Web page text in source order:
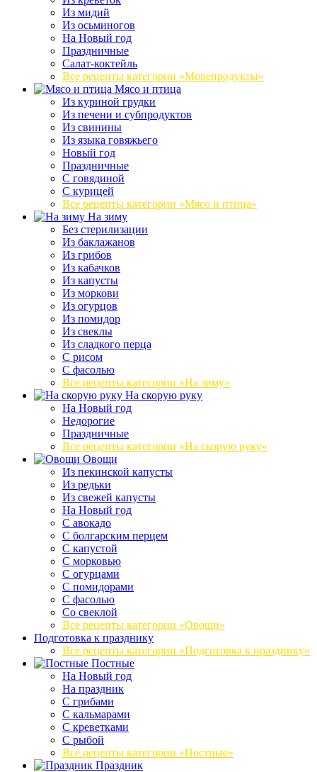
Из мидий
Из осьминогов
На Новый год
Праздничные
Салат-коктейль
Все рецепты категории «Морепродукты»
Мясо и птица
Из куриной грудки
Из печени и субпродуктов
Из свинины
Из языка говяжьего
Новый год
Праздничные
С говядиной
С курицей
Все рецепты категории «Мясо и птица»
На зиму
Без стерилизации
Из баклажанов
Из грибов
Из кабачков
Из капусты
Из моркови
Из огурцов
Из помидор
Из свеклы
Из сладкого перца
С рисом
С фасолью
Все рецепты категории «На зиму»
На скорую руку
На Новый год
Недорогие
Праздничные
Все рецепты категории «На скорую руку»
Овощи
Из пекинской капусты
Из редьки
Из свежей капусты
На Новый год
С авокадо
С болгарским перцем
С капустой
С морковью
С огурцами
С помидорами
С фасолью
Со свеклой
Все рецепты категории «Овощи»
Подготовка к празднику
Все рецепты категории «Подготовка к празднику»
Постные
На Новый год
На праздник
С грибами
С кальмарами
С креветками
С рыбой
Все рецепты категории «Постные»
Праздник